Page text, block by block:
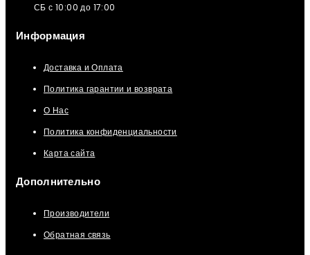
СБ с 10:00 до 17:00
Информация
Доставка и Оплата
Политика гарантии и возврата
О Нас
Политика конфиденциальности
Карта сайта
Дополнительно
Производители
Обратная связь